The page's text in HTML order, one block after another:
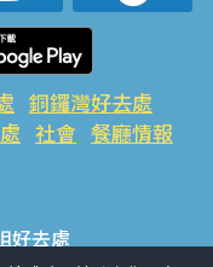
銅鑼灣好去處
社會 餐廳情報
好去處